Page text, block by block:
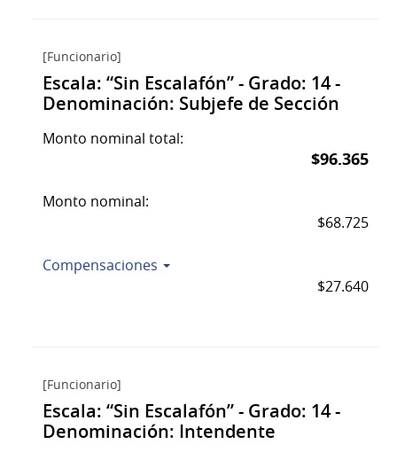
[Funcionario]
Escala: “Sin Escalafón” - Grado: 14 -
Denominación: Subjefe de Sección
Monto nominal total:
$96.365
Monto nominal:
$68.725
Compensaciones
$27.640
[Funcionario]
Escala: “Sin Escalafón” - Grado: 14 -
Denominación: Intendente